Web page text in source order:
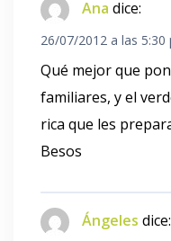
Ana dice:
26/07/2012 a las 5:30
Qué mejor que
familiares, y el
rica que les
Besos
Ángeles dice: